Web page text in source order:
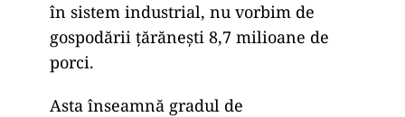
în sistem industrial, nu vorbim de
gospodării țărănești 8,7 milioane de
porci.
Asta înseamnă gradul de